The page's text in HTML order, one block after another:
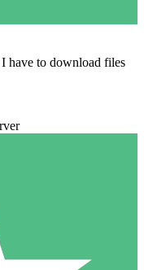
have to download files